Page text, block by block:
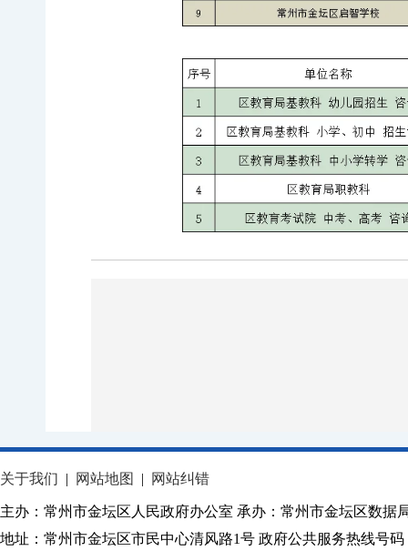
关于我们 | 网站地图 | 网站纠错
主办：常州市金坛区人民政府办公室 承办：常州市金坛区数据
地址：常州市金坛区市民中心清风路1号 政府公共服务热线号码